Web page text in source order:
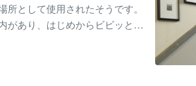
として使用されたそうです。
があり、はじめからビビッと感
てゆくと、映画撮影に関する記
できます。アート好きな人な
観。。。中に入る前に見た時